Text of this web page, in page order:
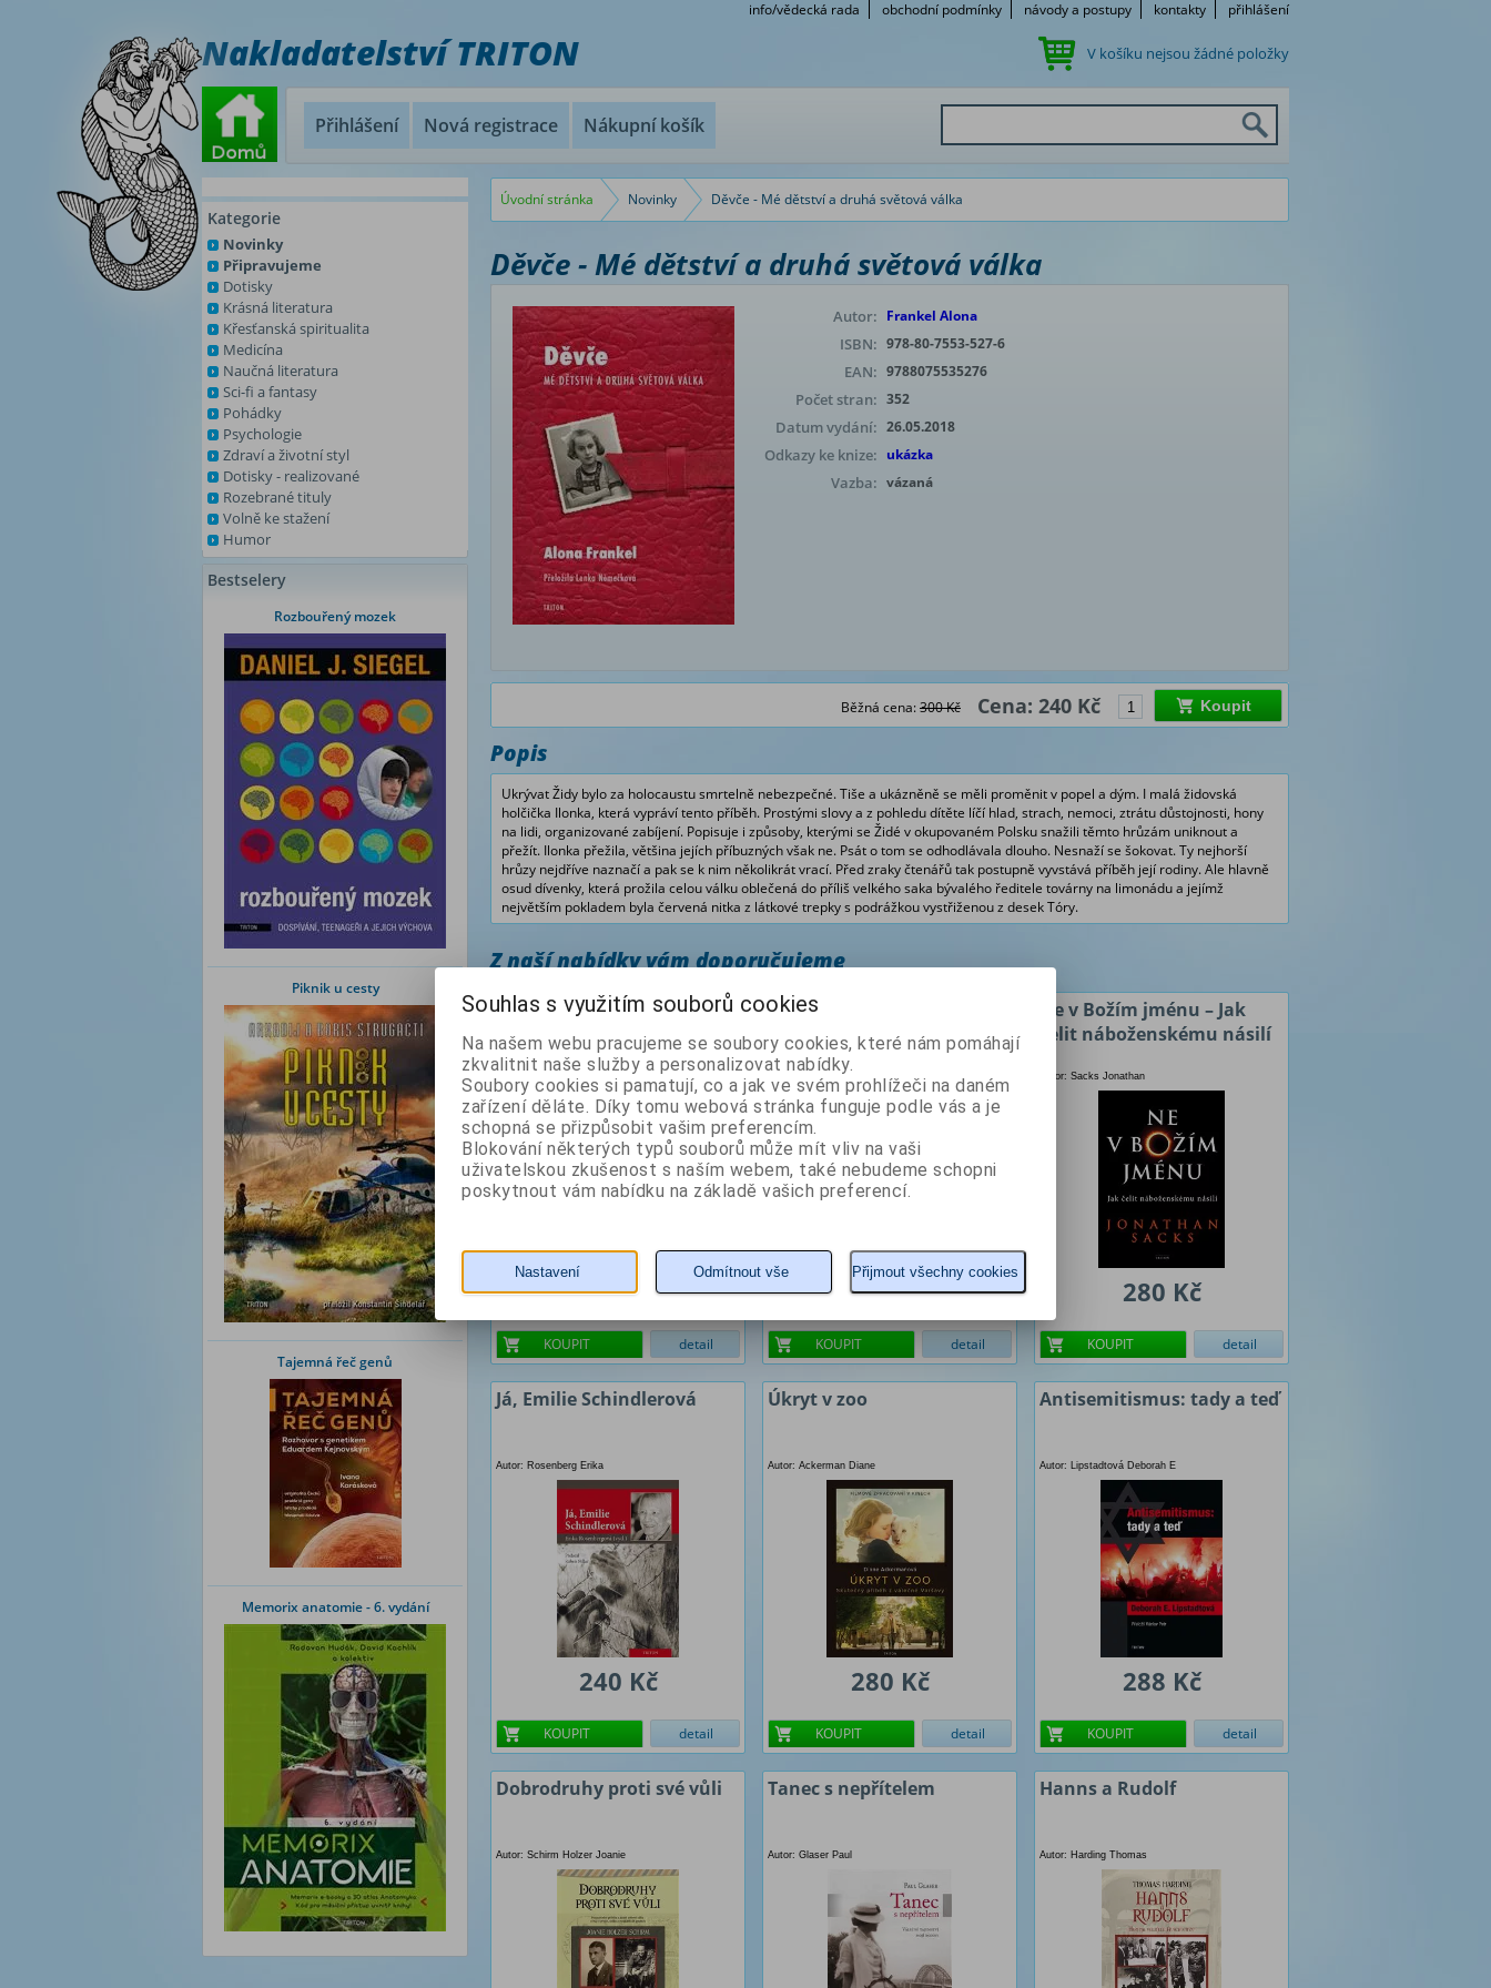
info/vědecká rada obchodní podmínky návody a postupy kontakty přihlášení
Nakladatelství TRITON V košíku nejsou žádné položky
Přihlášení Nová registrace Nákupní košík
Kategorie
Novinky
Připravujeme
Dotisky
Krásná literatura
Křesťanská spiritualita
Medicína
Naučná literatura
Sci-fi a fantasy
Pohádky
Psychologie
Zdraví a životní styl
Dotisky - realizované
Rozebrané tituly
Volně ke stažení
Humor
Bestselery
Rozbouřený mozek
Piknik u cesty
Tajemná řeč genů
Memorix anatomie - 6. vydání
Úvodní stránka Novinky Děvče - Mé dětství a druhá světová válka
Děvče - Mé dětství a druhá světová válka
Autor: Frankel Alona
ISBN: 978-80-7553-527-6
EAN: 9788075535276
Počet stran: 352
Datum vydání: 26.05.2018
Odkazy ke knize: ukázka
Vazba: vázaná
Běžná cena:300 Kč Cena: 240 Kč Koupit
Popis
Ukrývat Židy bylo za holocaustu smrtelně nebezpečné. Tiše a ukázněně se měli proměnit v popel a dým. I malá židovská
holčička Ilonka, která vypráví tento příběh. Prostými slovy a z pohledu dítěte líčí hlad, strach, nemoci, ztrátu důstojnosti, hony
na lidi, organizované zabíjení. Popisuje i způsoby, kterými se Židé v okupovaném Polsku snažili těmto hrůzám uniknout a
přežít. Ilonka přežila, většina jejích příbuzných však ne. Psát o tom se odhodlávala dlouho. Nesnaží se šokovat. Ty nejhorší
hrůzy nejdříve naznačí a pak se k nim několikrát vrací. Před zraky čtenářů tak postupně vyvstává příběh její rodiny. Ale hlavně
osud dívenky, která prožila celou válku oblečená do příliš velkého saka bývalého ředitele továrny na limonádu a jejímž
největším pokladem byla červená nitka z látkové trepky s podrážkou vystřiženou z desek Tóry.
Z naší nabídky vám doporučujeme
Jitro Árijců
Autor: Budil Ivo T.
399 Kč
KOUPIT detail
Důstojnost v rozdílnosti -
Jak se vyhnout střetu
civilizací
Autor: Sacks Jonathan
280 Kč
KOUPIT detail
Ne v Božím jménu – Jak
čelit náboženskému násilí
Autor: Sacks Jonathan
280 Kč
KOUPIT detail
Já, Emilie Schindlerová
Autor: Rosenberg Erika
240 Kč
KOUPIT detail
Úkryt v zoo
Autor: Ackerman Diane
280 Kč
KOUPIT detail
Antisemitismus: tady a teď
Autor: Lipstadtová Deborah E
288 Kč
KOUPIT detail
Dobrodruhy proti své vůli
Autor: Schirm Holzer Joanie
Tanec s nepřítelem
Autor: Glaser Paul
Hanns a Rudolf
Autor: Harding Thomas
Souhlas s využitím souborů cookies
Na našem webu pracujeme se soubory cookies, které nám pomáhají
zkvalitnit naše služby a personalizovat nabídky.
Soubory cookies si pamatují, co a jak ve svém prohlížeči na daném
zařízení děláte. Díky tomu webová stránka funguje podle vás a je
schopná se přizpůsobit vašim preferencím.
Blokování některých typů souborů může mít vliv na vaši
uživatelskou zkušenost s naším webem, také nebudeme schopni
poskytnout vám nabídku na základě vašich preferencí.
Nastavení Odmítnout vše Přijmout všechny cookies